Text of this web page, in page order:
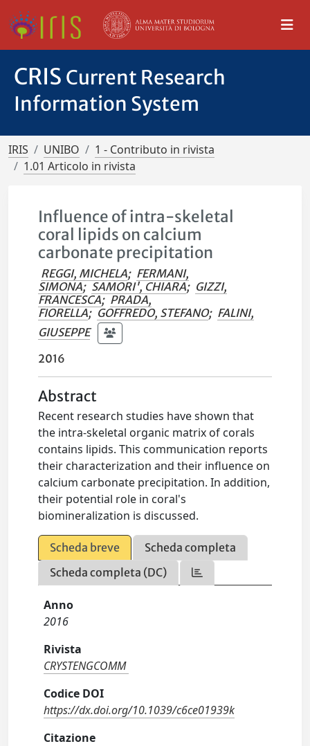
CRIS Current Research
Information System
IRIS UNIBO
1 - Contributo in rivista
1.01 Articolo in rivista
Influence of intra-skeletal
coral lipids on calcium
carbonate precipitation
REGGI, MICHELA; FERMANI,
SIMONA; SAMORI', CHIARA; GIZZI,
FRANCESCA; PRADA,
FIORELLA; GOFFREDO, STEFANO; FALINI,
GIUSEPPE
2016
Abstract
Recent research studies have shown that
the intra-skeletal organic matrix of corals
contains lipids. This communication reports
their characterization and their influence on
calcium carbonate precipitation. In addition,
their potential role in coral's
biomineralization is discussed.
Scheda breve
Scheda completa
Scheda completa (DC)
Anno
2016
Rivista
CRYSTENGCOMM
Codice DOI
https://dx.doi.org/10.1039/c6ce01939k
Citazione